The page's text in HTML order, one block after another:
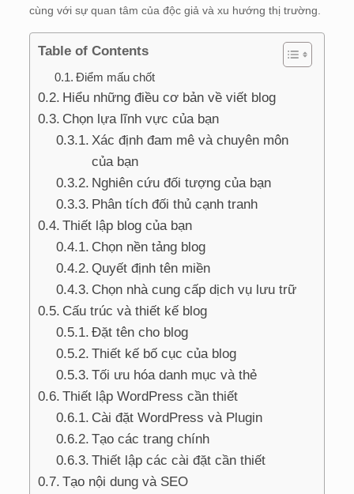
cùng với sự quan tâm của độc giả và xu hướng thị trường.
Table of Contents
Điểm mấu chốt
Hiểu những điều cơ bản về viết blog
Chọn lựa lĩnh vực của bạn
Xác định đam mê và chuyên môn
của bạn
Nghiên cứu đối tượng của bạn
Phân tích đối thủ cạnh tranh
Thiết lập blog của bạn
Chọn nền tảng blog
Quyết định tên miền
Chọn nhà cung cấp dịch vụ lưu trữ
Cấu trúc và thiết kế blog
Đặt tên cho blog
Thiết kế bố cục của blog
Tối ưu hóa danh mục và thẻ
Thiết lập WordPress cần thiết
Cài đặt WordPress và Plugin
Tạo các trang chính
Thiết lập các cài đặt cần thiết
Tạo nội dung và SEO